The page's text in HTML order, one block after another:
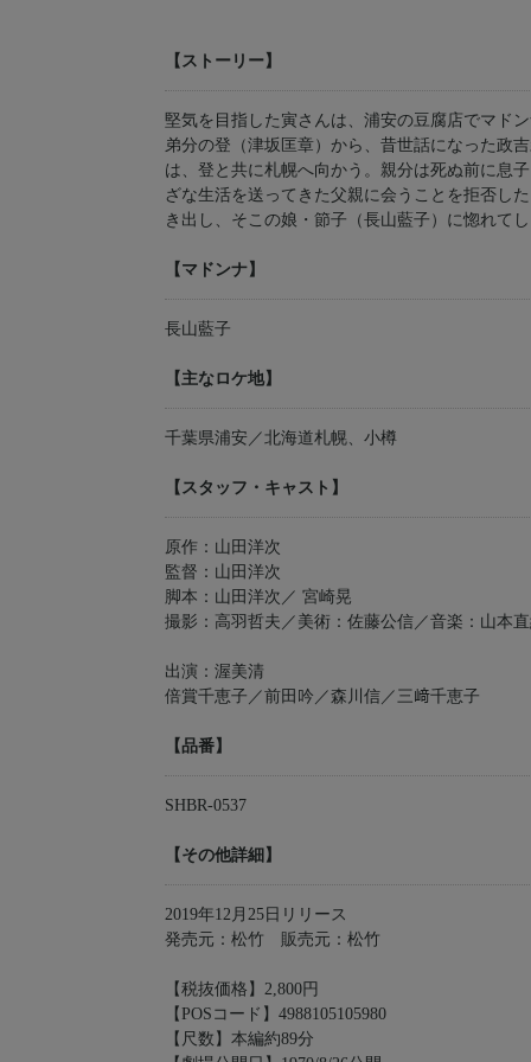
【ストーリー】
堅気を目指した寅さんは、浦安の豆腐店でマド
弟分の登（津坂匡章）から、昔世話になった政
は、登と共に札幌へ向かう。親分は死ぬ前に息
ざな生活を送ってきた父親に会うことを拒否し
き出し、そこの娘・節子（長山藍子）に惚れて
【マドンナ】
長山藍子
【主なロケ地】
千葉県浦安／北海道札幌、小樽
【スタッフ・キャスト】
原作：山田洋次
監督：山田洋次
脚本：山田洋次／ 宮崎晃
撮影：高羽哲夫／美術：佐藤公信／音楽：山本
出演：渥美清
倍賞千恵子／前田吟／森川信／三﨑千恵子
【品番】
SHBR-0537
【その他詳細】
2019年12月25日リリース
発売元：松竹 販売元：松竹
【税抜価格】2,800円
【POSコード】4988105105980
【尺数】本編約89分